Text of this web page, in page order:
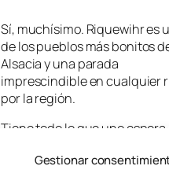
Gestionar
Sí, muchísimo. Riquewihr es
de los pueblos más bonitos
Alsacia y una parada
imprescindible en cualquier
por la región.
Tiene todo lo que uno espera
colores, calles empedradas,